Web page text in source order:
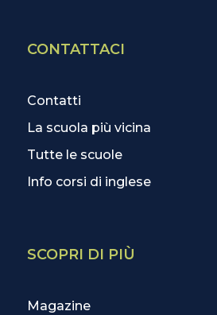
CONTATTACI
Contatti
La scuola più vicina
Tutte le scuole
Info corsi di inglese
SCOPRI DI PIÙ
Magazine